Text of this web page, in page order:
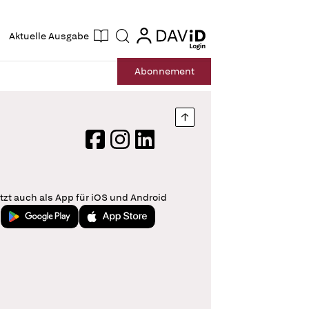
Aktuelle Ausgabe Suche login
login
Abonnement
Nach oben springen
FacebookInstagram
LinkedIn
auch als App für iOS und Android
Jetzt bei Google PlayLaden im App Store